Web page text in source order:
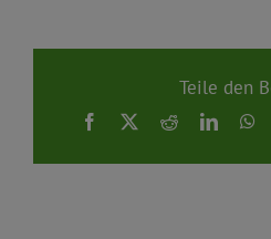
Teile den
Facebook
X RedditLinkedIn